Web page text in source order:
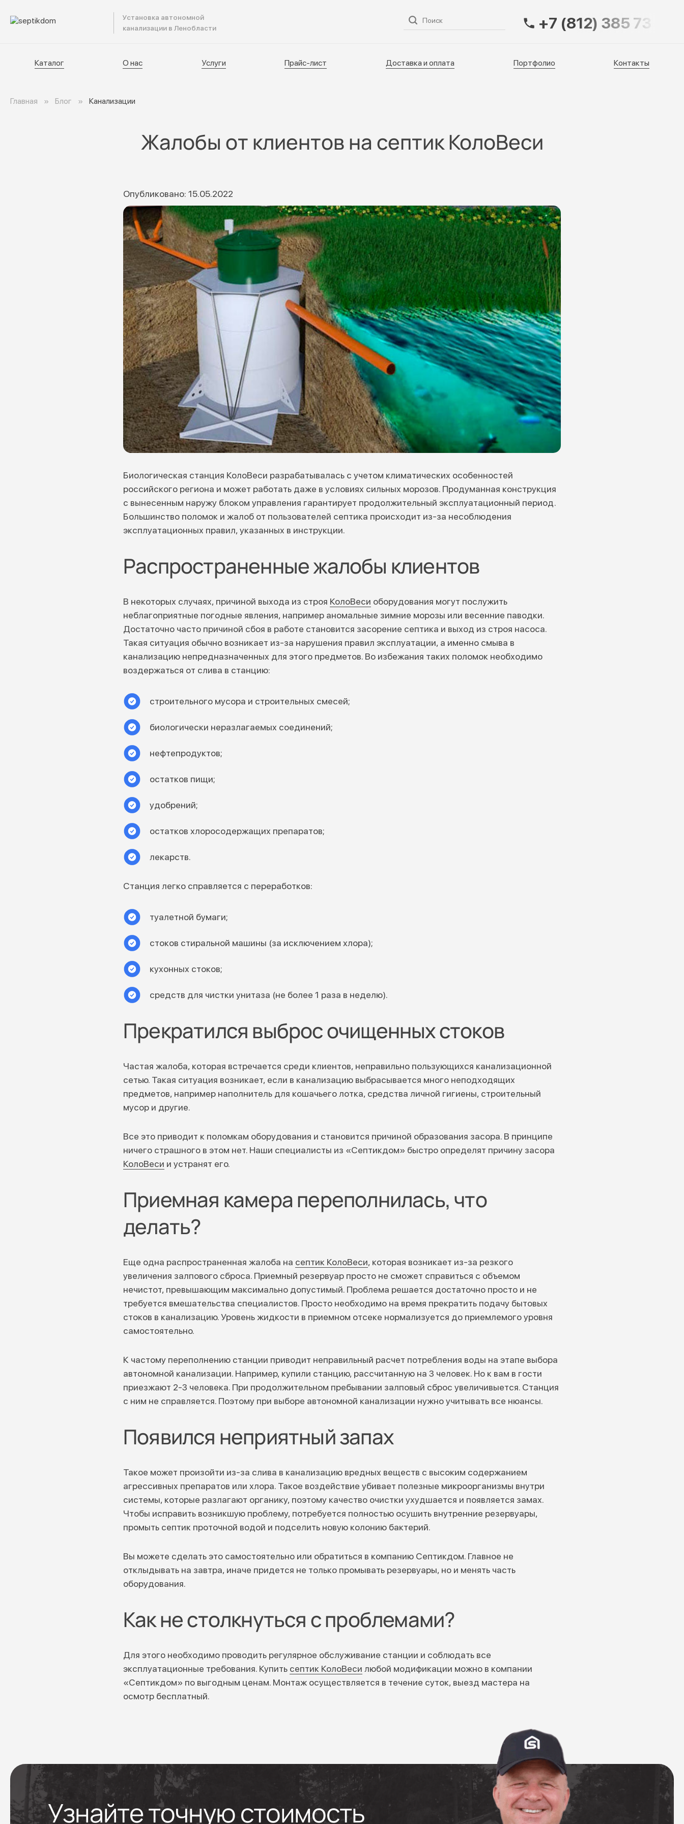
Установка автономной
канализации в Ленобласти
Каталог Доставка и оплата Контакты+7 (812) 385 73 83
Каталог О нас Услуги Прайс-лист Доставка и оплата Портфолио Контакты
Главная Блог Канализации
Жалобы от клиентов на септик КолоВеси
Опубликовано: 15.05.2022
Биологическая станция КолоВеси разрабатывалась с учетом климатических особенностей
российского региона и может работать даже в условиях сильных морозов. Продуманная конструкция
с вынесенным наружу блоком управления гарантирует продолжительный эксплуатационный период.
Большинство поломок и жалоб от пользователей септика происходит из-за несоблюдения
эксплуатационных правил, указанных в инструкции.
Распространенные жалобы клиентов
В некоторых случаях, причиной выхода из строя КолоВеси оборудования могут послужить
неблагоприятные погодные явления, например аномальные зимние морозы или весенние паводки.
Достаточно часто причиной сбоя в работе становится засорение септика и выход из строя насоса.
Такая ситуация обычно возникает из-за нарушения правил эксплуатации, а именно смыва в
канализацию непредназначенных для этого предметов. Во избежания таких поломок необходимо
воздержаться от слива в станцию:
строительного мусора и строительных смесей;
биологически неразлагаемых соединений;
нефтепродуктов;
остатков пищи;
удобрений;
остатков хлоросодержащих препаратов;
лекарств.
Станция легко справляется с переработков:
туалетной бумаги;
стоков стиральной машины (за исключением хлора);
кухонных стоков;
средств для чистки унитаза (не более 1 раза в неделю).
Прекратился выброс очищенных стоков
Частая жалоба, которая встречается среди клиентов, неправильно пользующихся канализационной
сетью. Такая ситуация возникает, если в канализацию выбрасывается много неподходящих
предметов, например наполнитель для кошачьего лотка, средства личной гигиены, строительный
мусор и другие.
Все это приводит к поломкам оборудования и становится причиной образования засора. В принципе
ничего страшного в этом нет. Наши специалисты из «Септикдом» быстро определят причину засора
КолоВеси и устранят его.
Приемная камера переполнилась, что
делать?
Еще одна распространенная жалоба на септик КолоВеси, которая возникает из-за резкого
увеличения залпового сброса. Приемный резервуар просто не сможет справиться с объемом
нечистот, превышающим максимально допустимый. Проблема решается достаточно просто и не
требуется вмешательства специалистов. Просто необходимо на время прекратить подачу бытовых
стоков в канализацию. Уровень жидкости в приемном отсеке нормализуется до приемлемого уровня
самостоятельно.
К частому переполнению станции приводит неправильный расчет потребления воды на этапе выбора
автономной канализации. Например, купили станцию, рассчитанную на 3 человек. Но к вам в гости
приезжают 2-3 человека. При продолжительном пребывании залповый сброс увеличивыется. Станция
с ним не справляется. Поэтому при выборе автономной канализации нужно учитывать все нюансы.
Появился неприятный запах
Такое может произойти из-за слива в канализацию вредных веществ с высоким содержанием
агрессивных препаратов или хлора. Такое воздействие убивает полезные микроорганизмы внутри
системы, которые разлагают органику, поэтому качество очистки ухудшается и появляется замах.
Чтобы исправить возникшую проблему, потребуется полностью осушить внутренние резервуары,
промыть септик проточной водой и подселить новую колонию бактерий.
Вы можете сделать это самостоятельно или обратиться в компанию Септикдом. Главное не
отклыдывать на завтра, иначе придется не только промывать резервуары, но и менять часть
оборудования.
Как не столкнуться с проблемами?
Для этого необходимо проводить регулярное обслуживание станции и соблюдать все
эксплуатационные требования. Купить септик КолоВеси любой модификации можно в компании
«Септикдом» по выгодным ценам. Монтаж осуществляется в течение суток, выезд мастера на
осмотр бесплатный.
Узнайте точную стоимость